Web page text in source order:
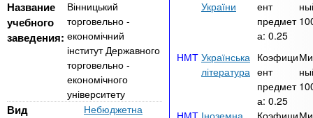
.
n
д
е
н
Название
учебного
заведения:
Вінницький
торговельно -
економічний
інститут Державного
торговельно -
економічного
університету
Вид
Небюджетна
України
ент
предмет
а: 0.25
Українська
література
Коэфици
ент
предмет
а: 0.25
Іноземна
Коэфици